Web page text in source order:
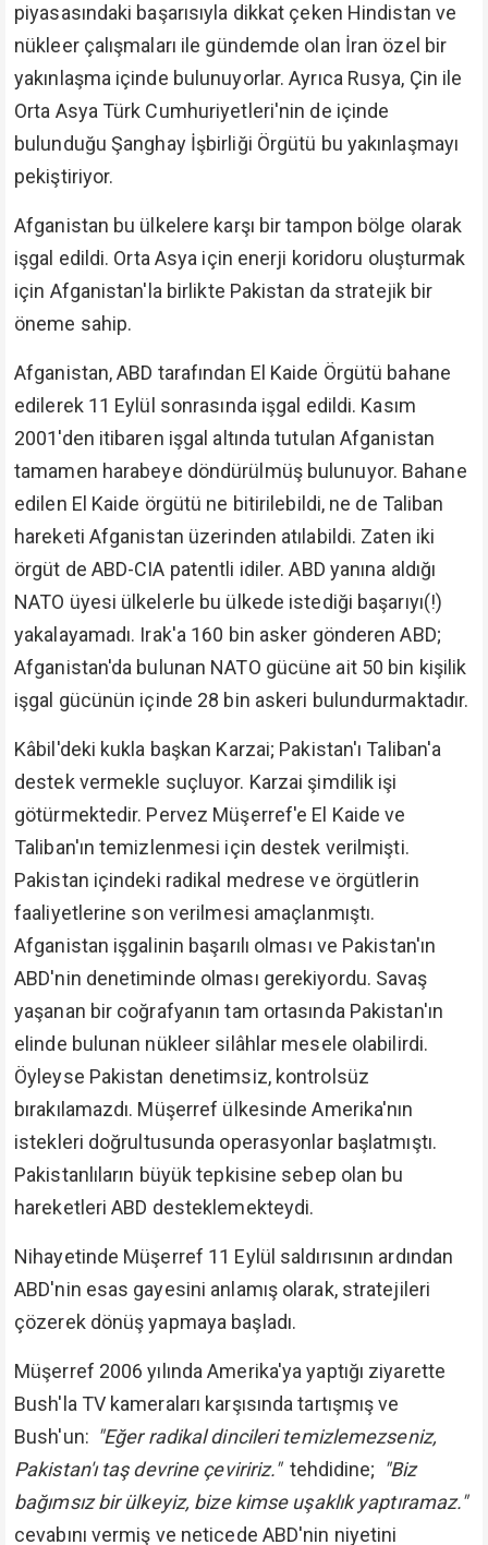
piyasasındaki başarısıyla dikkat çeken Hindistan ve
nükleer çalışmaları ile gündemde olan İran özel bir
yakınlaşma içinde bulunuyorlar. Ayrıca Rusya, Çin ile
Orta Asya Türk Cumhuriyetleri'nin de içinde
bulunduğu Şanghay İşbirliği Örgütü bu yakınlaşmayı
pekiştiriyor.
Afganistan bu ülkelere karşı bir tampon bölge olarak
işgal edildi. Orta Asya için enerji koridoru oluşturmak
için Afganistan'la birlikte Pakistan da stratejik bir
öneme sahip.
Afganistan, ABD tarafından El Kaide Örgütü bahane
edilerek 11 Eylül sonrasında işgal edildi. Kasım
2001'den itibaren işgal altında tutulan Afganistan
tamamen harabeye döndürülmüş bulunuyor. Bahane
edilen El Kaide örgütü ne bitirilebildi, ne de Taliban
hareketi Afganistan üzerinden atılabildi. Zaten iki
örgüt de ABD-CIA patentli idiler. ABD yanına aldığı
NATO üyesi ülkelerle bu ülkede istediği başarıyı(!)
yakalayamadı. Irak'a 160 bin asker gönderen ABD;
Afganistan'da bulunan NATO gücüne ait 50 bin kişilik
işgal gücünün içinde 28 bin askeri bulundurmaktadır.
Kâbil'deki kukla başkan Karzai; Pakistan'ı Taliban'a
destek vermekle suçluyor. Karzai şimdilik işi
götürmektedir. Pervez Müşerref'e El Kaide ve
Taliban'ın temizlenmesi için destek verilmişti.
Pakistan içindeki radikal medrese ve örgütlerin
faaliyetlerine son verilmesi amaçlanmıştı.
Afganistan işgalinin başarılı olması ve Pakistan'ın
ABD'nin denetiminde olması gerekiyordu. Savaş
yaşanan bir coğrafyanın tam ortasında Pakistan'ın
elinde bulunan nükleer silâhlar mesele olabilirdi.
Öyleyse Pakistan denetimsiz, kontrolsüz
bırakılamazdı. Müşerref ülkesinde Amerika'nın
istekleri doğrultusunda operasyonlar başlatmıştı.
Pakistanlıların büyük tepkisine sebep olan bu
hareketleri ABD desteklemekteydi.
Nihayetinde Müşerref 11 Eylül saldırısının ardından
ABD'nin esas gayesini anlamış olarak, stratejileri
çözerek dönüş yapmaya başladı.
Müşerref 2006 yılında Amerika'ya yaptığı ziyarette
Bush'la TV kameraları karşısında tartışmış ve
Bush'un: "Eğer radikal dincileri temizlemezseniz,
Pakistan'ı taş devrine çeviririz." tehdidine; "Biz
bağımsız bir ülkeyiz, bize kimse uşaklık yaptıramaz."
cevabını vermiş ve neticede ABD'nin niyetini